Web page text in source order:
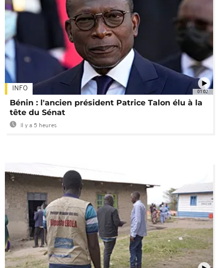
01:02
INFO
Bénin : l'ancien président Patrice Talon élu à la
tête du Sénat
Il y a 5 heures